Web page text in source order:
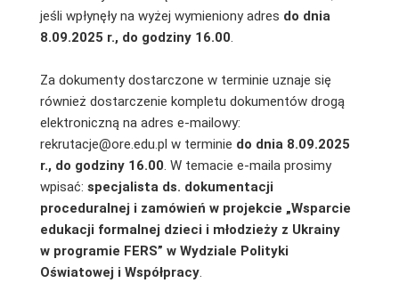
jeśli wpłynęły na wyżej wymieniony adres do dnia
8.09.2025 r., do godziny 16.00.
Za dokumenty dostarczone w terminie uznaje się
również dostarczenie kompletu dokumentów drogą
elektroniczną na adres e-mailowy:
rekrutacje@ore.edu.pl w terminie do dnia 8.09.2025
r., do godziny 16.00. W temacie e-maila prosimy
wpisać: specjalista ds. dokumentacji
proceduralnej i zamówień w projekcie „Wsparcie
edukacji formalnej dzieci i młodzieży z Ukrainy
w programie FERS” w Wydziale Polityki
Oświatowej i Współpracy.